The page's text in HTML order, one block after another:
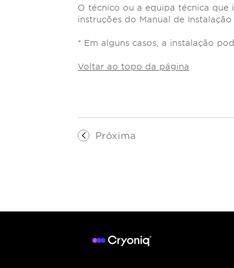
Próxima
O técnico ou a equipa técnica que
instruções do Manual de Instalação
* Em alguns casos, a instalação
Voltar ao topo da página